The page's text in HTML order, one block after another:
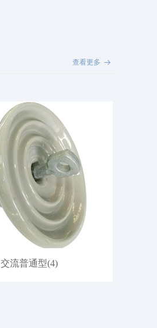
查看更多 뀠
交流普通型(4)